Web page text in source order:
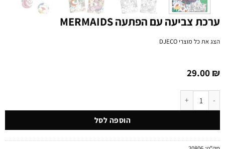
ערכת צביעה עם הפתעה MERMAIDS
הצג את כל מוצריDJECO
29.00₪
כמות של ערכת צביעה עם הפתעה MERMAIDS
הוספה לסל